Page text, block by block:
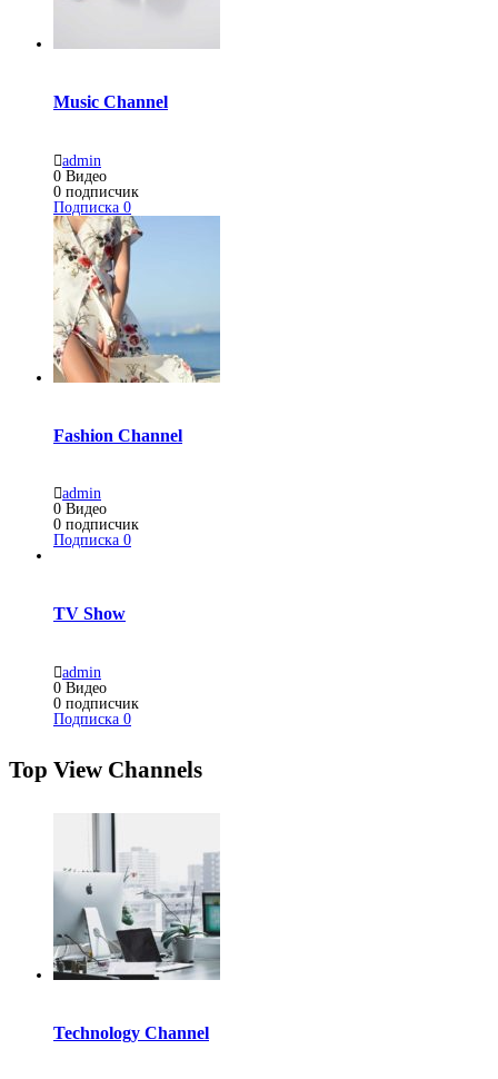
Music Channel
admin
0 Видео
0 подписчик
Подписка 0
Fashion Channel
admin
0 Видео
0 подписчик
Подписка 0
TV Show
admin
0 Видео
0 подписчик
Подписка 0
Top View Channels
Technology Channel